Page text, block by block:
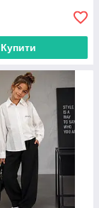
Купити